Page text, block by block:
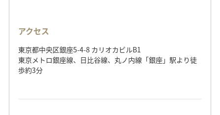
アクセス
東京都中央区銀座5-4-8 カリオカビルB1
東京メトロ銀座線、日比谷線、丸ノ内線「銀座」駅より徒
歩約3分